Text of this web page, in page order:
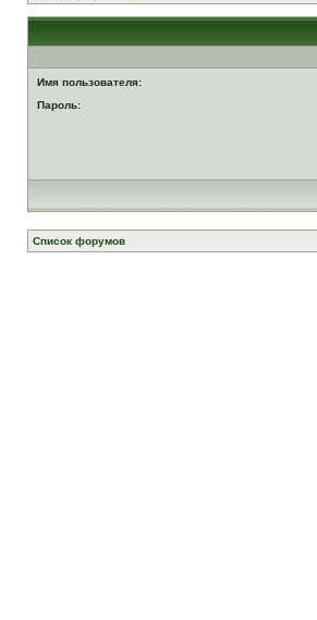
Имя пользователя:
Пароль:
Список форумов